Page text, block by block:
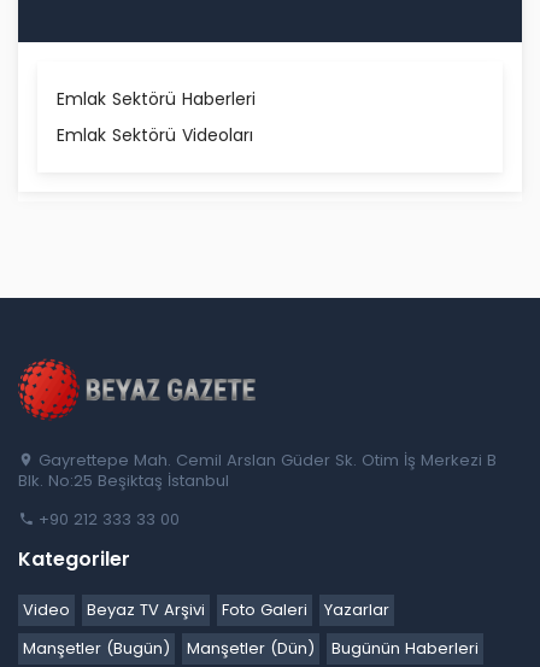
Emlak Sektörü Haberleri
Emlak Sektörü Videoları
Gayrettepe Mah. Cemil Arslan Güder Sk. Otim İş Merkezi B
Blk. No:25 Beşiktaş İstanbul
+90 212 333 33 00
Kategoriler
Video Beyaz TV Arşivi Foto Galeri
Yazarlar
Manşetler (Bugün)
Manşetler (Dün)
Bugünün Haberleri